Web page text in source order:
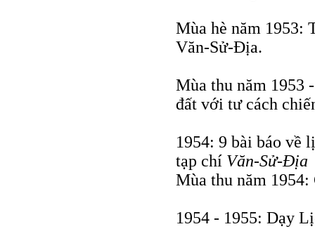
Mùa hè năm 1953:
Văn-Sử-Địa.
Mùa thu năm 1953
đất với tư cách
1954: 9 bài báo về
tạp chí Văn-Sử-Địa
Mùa thu năm
1954 - 1955: Dạy